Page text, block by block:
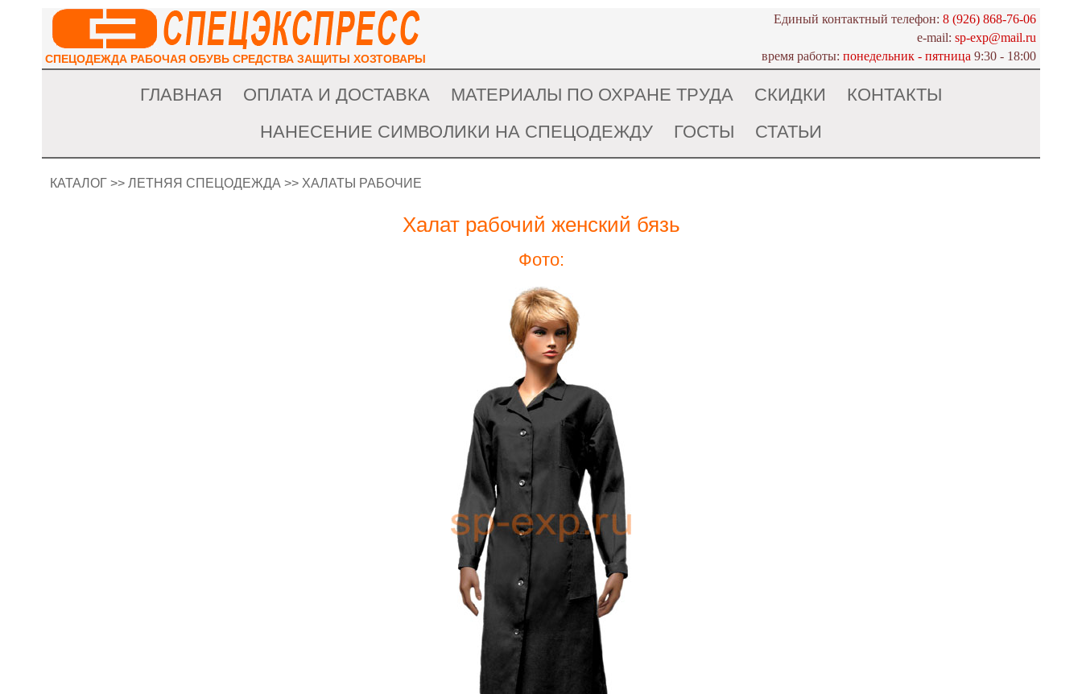
СПЕЦОДЕЖДА РАБОЧАЯ ОБУВЬ СРЕДСТВА ЗАЩИТЫ ХОЗТОВАРЫ
Единый контактный телефон: 8 (926) 868-76-06
e-mail: sp-exp@mail.ru
время работы: понедельник - пятница 9:30 - 18:00
ГЛАВНАЯ ОПЛАТА И ДОСТАВКА МАТЕРИАЛЫ ПО ОХРАНЕ ТРУДА СКИДКИ
КОНТАКТЫ
НАНЕСЕНИЕ СИМВОЛИКИ НА СПЕЦОДЕЖДУ
ГОСТЫ СТАТЬИ
КАТАЛОГ >> ЛЕТНЯЯ СПЕЦОДЕЖДА >> ХАЛАТЫ РАБОЧИЕ
Халат рабочий женский бязь
Фото: